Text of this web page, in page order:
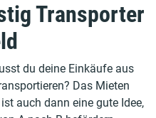
Transporter
du deine Einkäufe aus
Das Mieten
auch dann eine gute Idee,